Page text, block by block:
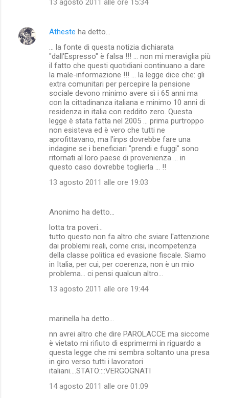
13 agosto 2011 alle ore 15:34
Atheste ha detto…
‎... la fonte di questa notizia dichiarata
"dall'Espresso" è falsa !!! ... non mi meraviglia più
il fatto che questi quotidiani continuano a dare
la male-informazione !!! ... la legge dice che: gli
extra comunitari per percepire la pensione
sociale devono minimo avere sì i 65 anni ma
con la cittadinanza italiana e minimo 10 anni di
residenza in italia con reddito zero. Questa
legge è stata fatta nel 2005 ... prima purtroppo
non esisteva ed è vero che tutti ne
aprofittavano, ma l'inps dovrebbe fare una
indagine se i beneficiari "prendi e fuggi" sono
ritornati al loro paese di provenienza ... in
questo caso dovrebbe toglierla ... !!
13 agosto 2011 alle ore 19:03
Anonimo ha detto…
lotta tra poveri...
tutto questo non fa altro che sviare l'attenzione
dai problemi reali, come crisi, incompetenza
della classe politica ed evasione fiscale. Siamo
in Italia, per cui, per coerenza, non è un mio
problema... ci pensi qualcun altro...
13 agosto 2011 alle ore 19:44
marinella ha detto…
nn avrei altro che dire PAROLACCE ma siccome
è vietato mi rifiuto di esprimermi in riguardo a
questa legge che mi sembra soltanto una presa
in giro verso tutti i lavoratori
italiani....STATO::::VERGOGNATI
14 agosto 2011 alle ore 01:09